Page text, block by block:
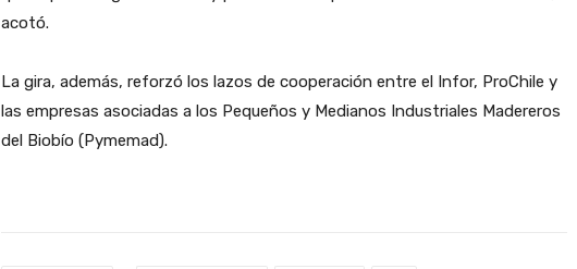
acotó.
La gira, además, reforzó los lazos de cooperación entre el Infor, ProChile y
las empresas asociadas a los Pequeños y Medianos Industriales Madereros
del Biobío (Pymemad).